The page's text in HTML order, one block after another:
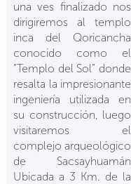
una ves finalizado nos
dirigiremos al templo
inca del Qoricancha
conocido como el
“Templo del Sol” donde
resalta la impresionante
ingeniería utilizada en
su construcción, luego
visitaremos el
complejo arqueológico
de Sacsayhuamán
Ubicada a 3 Km. de la